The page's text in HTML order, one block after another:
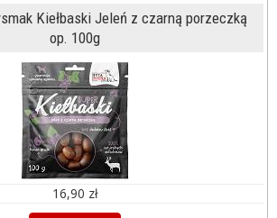
Kiełbaski Jeleń z czarną porzeczką
op. 100g
16,90 zł